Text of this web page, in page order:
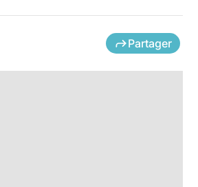
Partager